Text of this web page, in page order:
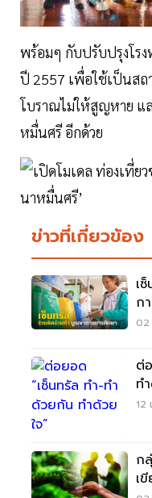
พร้อมๆ กับปรับปรุงโร
ปี 2557 เพื่อใช้เป็นสถ
โบราณไม่ให้สูญหาย แ
หมื่นศรี อีกด้วย
ข่าวที่เกี่ยวข้อง
เ
ก
02
ต่
ท
12
ก
เ